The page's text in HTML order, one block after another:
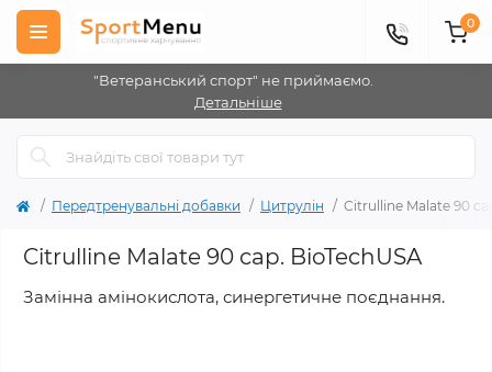
"Ветеранський спорт" не приймаємо.
Детальніше
0
Передтренувальні добавки Цитрулін Citrulline Malate 90
Citrulline Malate 90 cap. BioTechUSA
Замінна амінокислота, синергетичне поєднання.